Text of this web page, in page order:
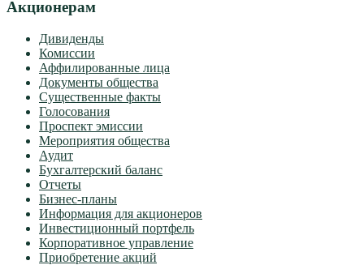
Акционерам
Дивиденды
Комиссии
Аффилированные лица
Документы общества
Существенные факты
Голосования
Проспект эмиссии
Мероприятия общества
Аудит
Бухгалтерский баланс
Отчеты
Бизнес-планы
Информация для акционеров
Инвестиционный портфель
Корпоративное управление
Приобретение акций